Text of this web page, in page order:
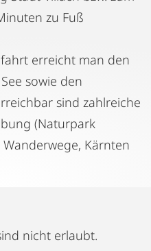
zu Fuß
erreicht man den
sowie den
sind zahlreiche
(Naturpark
Kärnten
nicht erlaubt.